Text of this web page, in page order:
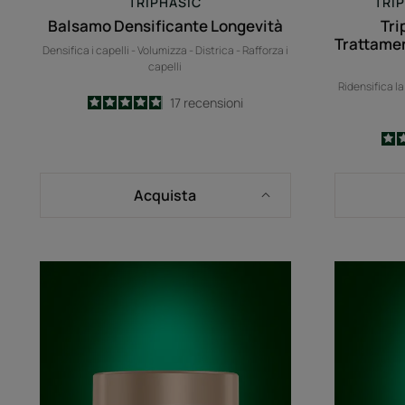
Balsamo Densificante Longevità
Densifica i capelli - Volumizza - Districa - Rafforza i
capelli
4.9
/5
17 recensioni
Acquista
Ridensifica